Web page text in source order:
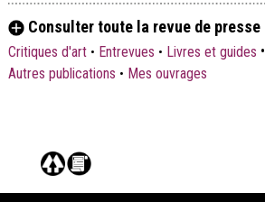
Consulter toute la revue de presse
Critiques d'art • Entrevues • Livres et guides •
Autres publications • Mes ouvrages